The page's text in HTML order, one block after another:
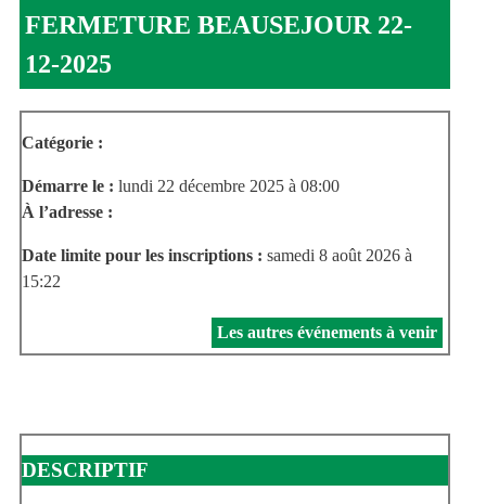
FERMETURE BEAUSEJOUR 22-
12-2025
Catégorie :
Démarre le : lundi 22 décembre 2025 à 08:00
À l’adresse :
Date limite pour les inscriptions : samedi 8 août 2026 à
15:22
Les autres événements à venir
DESCRIPTIF